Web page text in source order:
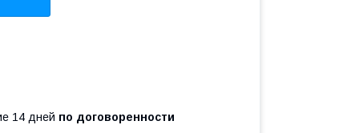
14 дней по договоренности